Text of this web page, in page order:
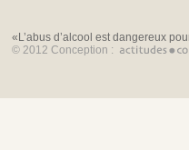
«L’abus d’alcool est dangereux
© 2012 Conception :